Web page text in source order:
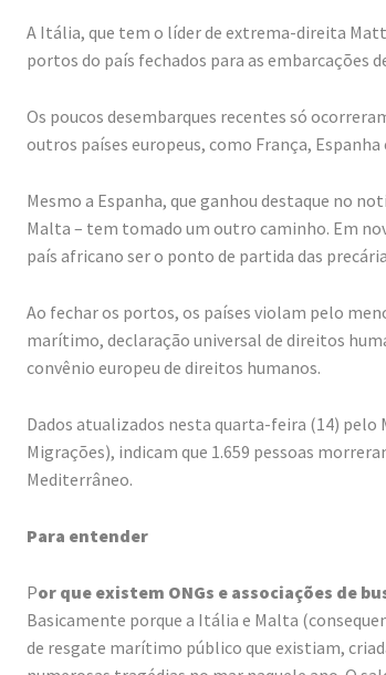
A Itália, que tem o líder de extrema-direita
portos do país fechados para as embarcações
Os poucos desembarques recentes só
outros países europeus, como França,
Mesmo a Espanha, que ganhou destaque no
Malta – tem tomado um outro caminho. Em
país africano ser o ponto de partida das
Ao fechar os portos, os países violam pelo
marítimo, declaração universal de direitos
convênio europeu de direitos humanos.
Dados atualizados nesta quarta-feira (14)
Migrações), indicam que 1.659 pessoas
Mediterrâneo.
Para entender
Por que existem ONGs e associações de
Basicamente porque a Itália e Malta
de resgate marítimo público que existiam,